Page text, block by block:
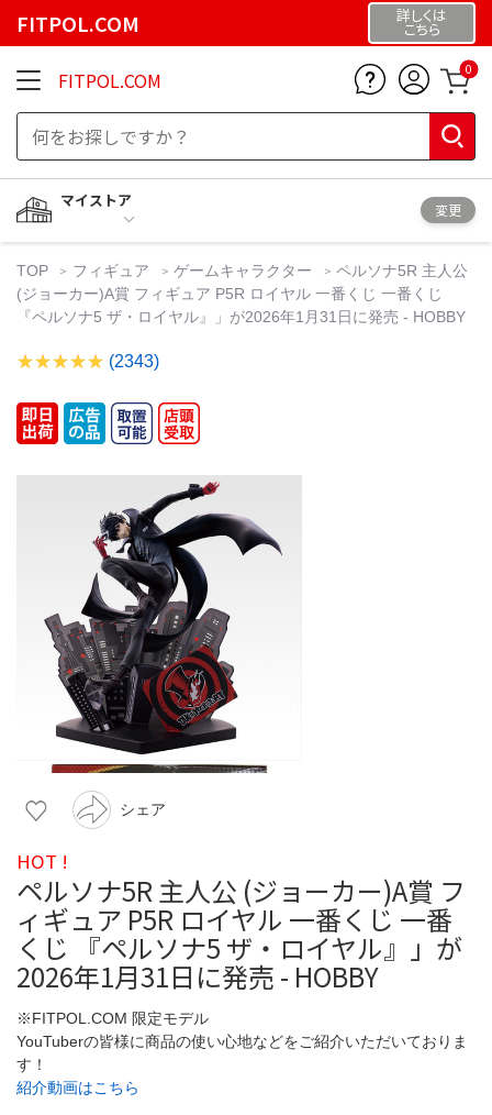
FITPOL.COM 詳しくは
こちら
FITPOL.COM 0
マイストア
変更
TOP フィギュア ゲームキャラクター
ペルソナ5R 主人公
(ジョーカー)A賞 フィギュア P5R ロイヤル 一番くじ 一番くじ
『ペルソナ5 ザ・ロイヤル』」が2026年1月31日に発売 - HOBBY
(2343)
シェア
HOT !
ペルソナ5R 主人公 (ジョーカー)A賞 フ
ィギュア P5R ロイヤル 一番くじ 一番
くじ 『ペルソナ5 ザ・ロイヤル』」が
2026年1月31日に発売 - HOBBY
※FITPOL.COM 限定モデル
YouTuberの皆様に商品の使い心地などをご紹介いただいておりま
す！
紹介動画はこちら